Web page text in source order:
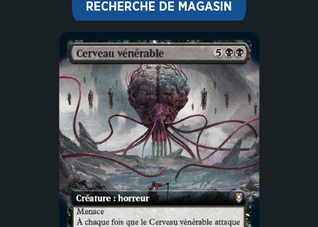
RECHERCHE DE MAGASIN